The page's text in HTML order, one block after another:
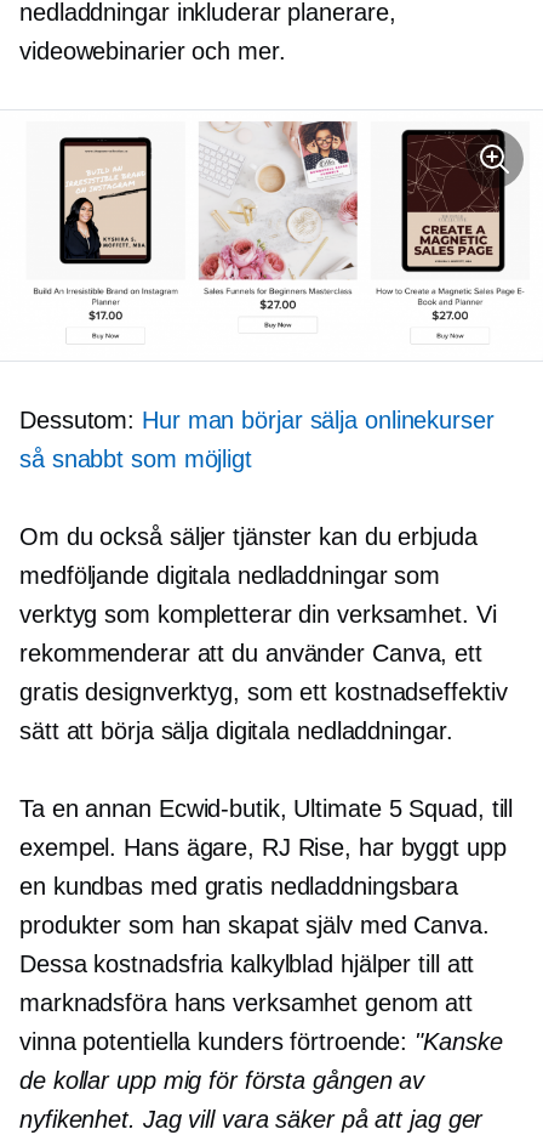
nedladdningar inkluderar planerare,
videowebinarier och mer.
Dessutom: Hur man börjar sälja onlinekurser
så snabbt som möjligt
Om du också säljer tjänster kan du erbjuda
medföljande digitala nedladdningar som
verktyg som kompletterar din verksamhet. Vi
rekommenderar att du använder Canva, ett
gratis designverktyg, som ett kostnadseffektiv
sätt att börja sälja digitala nedladdningar.
Ta en annan Ecwid-butik, Ultimate 5 Squad, till
exempel. Hans ägare, RJ Rise, har byggt upp
en kundbas med gratis nedladdningsbara
produkter som han skapat själv med Canva.
Dessa kostnadsfria kalkylblad hjälper till att
marknadsföra hans verksamhet genom att
vinna potentiella kunders förtroende: "Kanske
de kollar upp mig för första gången av
nyfikenhet. Jag vill vara säker på att jag ger